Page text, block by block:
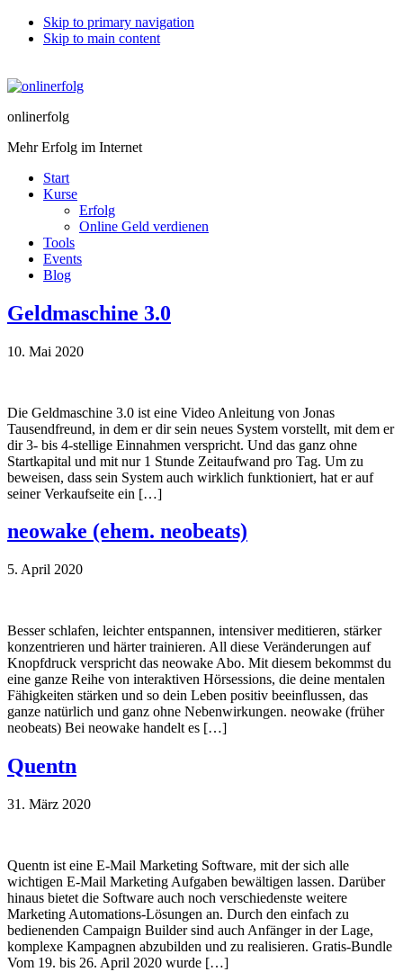
Skip to primary navigation
Skip to main content
onlinerfolg
Mehr Erfolg im Internet
Start
Kurse
Erfolg
Online Geld verdienen
Tools
Events
Blog
Geldmaschine 3.0
10. Mai 2020
Die Geldmaschine 3.0 ist eine Video Anleitung von Jonas
Tausendfreund, in dem er dir sein neues System vorstellt, mit dem er
dir 3- bis 4-stellige Einnahmen verspricht. Und das ganz ohne
Startkapital und mit nur 1 Stunde Zeitaufwand pro Tag. Um zu
beweisen, dass sein System auch wirklich funktioniert, hat er auf
seiner Verkaufseite ein […]
neowake (ehem. neobeats)
5. April 2020
Besser schlafen, leichter entspannen, intensiver meditieren, stärker
konzentrieren und härter trainieren. All diese Veränderungen auf
Knopfdruck verspricht das neowake Abo. Mit diesem bekommst du
eine ganze Reihe von interaktiven Hörsessions, die deine mentalen
Fähigkeiten stärken und so dein Leben positiv beeinflussen, das
ganze natürlich und ganz ohne Nebenwirkungen. neowake (früher
neobeats) Bei neowake handelt es […]
Quentn
31. März 2020
Quentn ist eine E-Mail Marketing Software, mit der sich alle
wichtigen E-Mail Marketing Aufgaben bewältigen lassen. Darüber
hinaus bietet die Software auch noch verschiedenste weitere
Marketing Automations-Lösungen an. Durch den einfach zu
bedienenden Campaign Builder sind auch Anfänger in der Lage,
komplexe Kampagnen abzubilden und zu realisieren. Gratis-Bundle
Vom 19. bis 26. April 2020 wurde […]